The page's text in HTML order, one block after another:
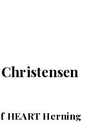
HEART Herning